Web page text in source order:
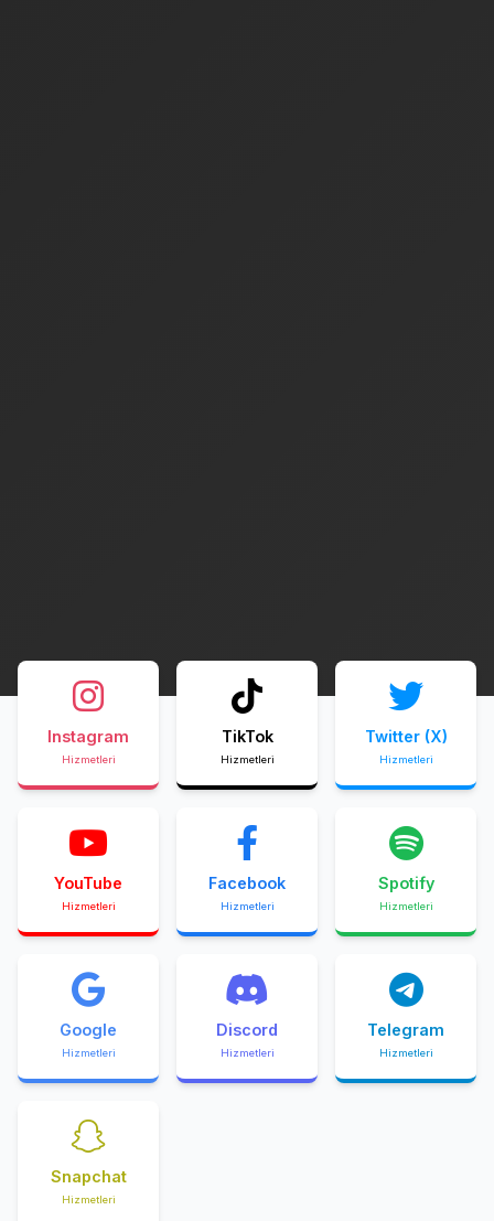
Instagram
Hizmetleri
TikTok
Hizmetleri
Twitter (X)
Hizmetleri
YouTube
Hizmetleri
Facebook
Hizmetleri
Spotify
Hizmetleri
Google
Hizmetleri
Discord
Hizmetleri
Telegram
Hizmetleri
Snapchat
Hizmetleri